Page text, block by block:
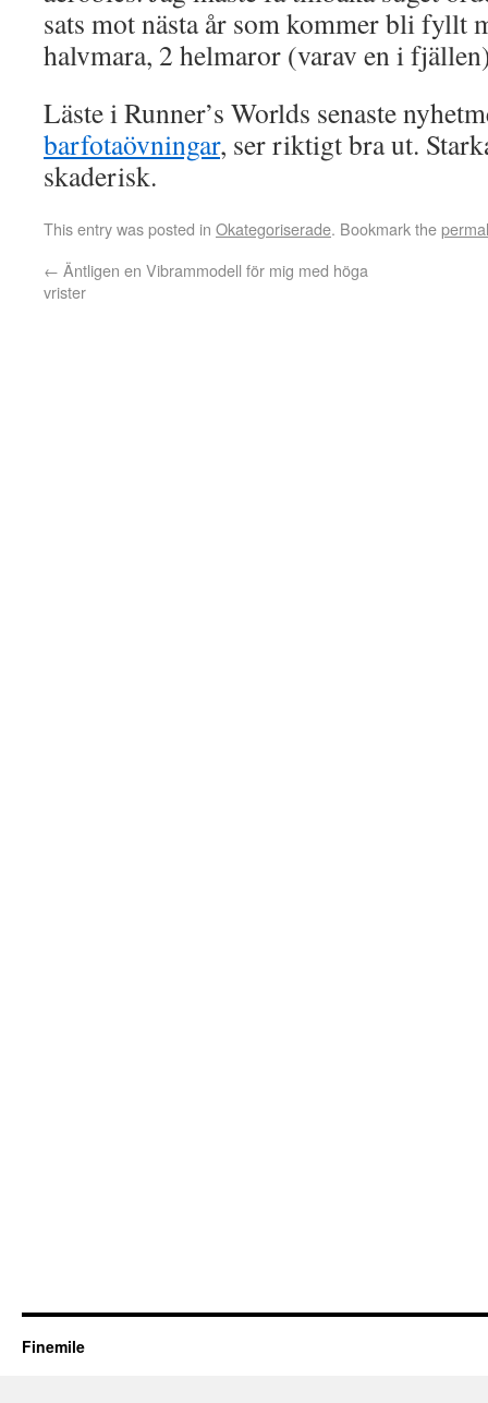
sats mot nästa år som kommer bli fyllt
halvmara, 2 helmaror (varav en i
Läste i Runner’s Worlds senaste
barfotaövningar, ser riktigt bra ut.
skaderisk.
This entry was posted in Okategoriserade. Bookmark the
← Äntligen en Vibrammodell för mig med höga
vrister
Finemile